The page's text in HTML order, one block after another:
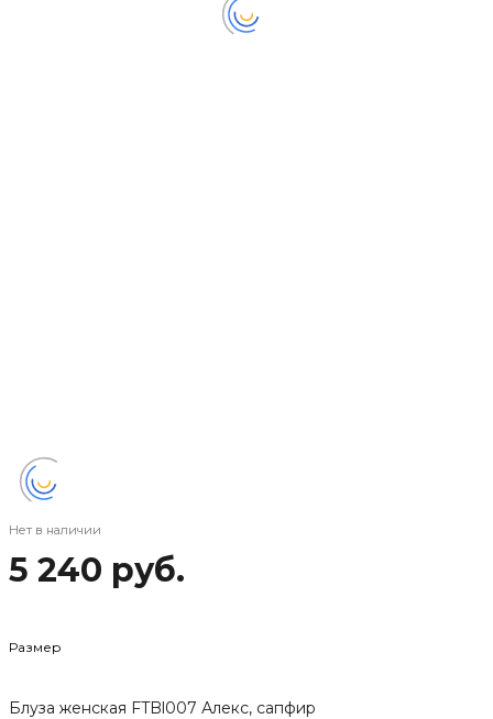
Нет в наличии
5 240 руб.
Размер
Блуза женская FTBl007 Алекс, сапфир